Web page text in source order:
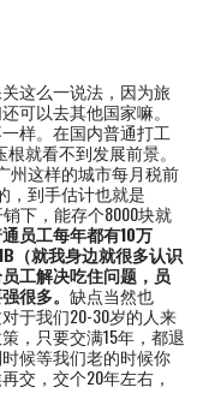
这么一说法，因为旅
可以去其他国家嘛。
样。在国内普通打工
就看不到发展前景。
州这样的城市每月税前
，到手估计也就是
下，能存个8000块就
员工每年都有10万
（就我身边就很多认识
工解决吃住问题，员
很多。 缺点当然也
于我们20-30岁的人来
，只要交满15年，都退
候等我们老的时候你
交，交个20年左右，